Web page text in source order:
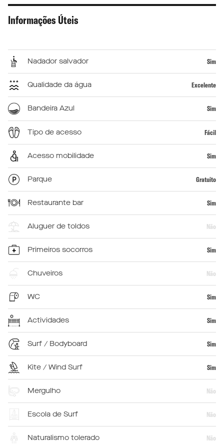
Informações Úteis
Nadador salvador Sim
Qualidade da água Excelente
Bandeira Azul Sim
Tipo de acesso Fácil
Acesso mobilidade Sim
Parque Gratuito
Restaurante bar Sim
Aluguer de toldos Não
Primeiros socorros Sim
Chuveiros Não
WC Sim
Actividades Sim
Surf / Bodyboard Sim
Kite / Wind Surf Sim
Mergulho Não
Escola de Surf Não
Naturalismo tolerado Não